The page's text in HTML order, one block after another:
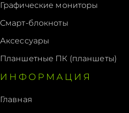
Графические мониторы
Смарт-блокноты
Аксессуары
Планшетные ПК (планшеты)
ИНФОРМАЦИЯ
Главная